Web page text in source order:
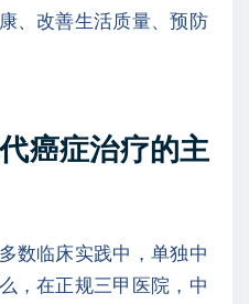
、改善生活质量、预防
癌症治疗的主
数临床实践中，单独中
，在正规三甲医院，中